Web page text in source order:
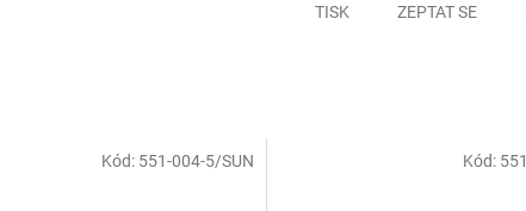
TISK ZEPTAT SE
Kód: 551-004-5/SUN Kód: